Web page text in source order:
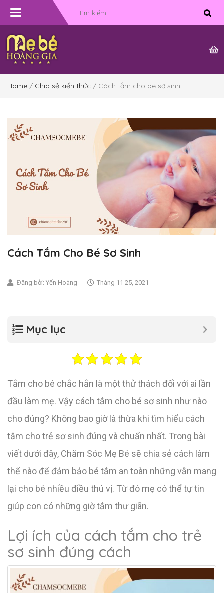
Toggle
Home / Chia sẻ kiến thức / Cách tắm cho bé sơ sinh
Cách Tắm Cho Bé Sơ Sinh
Đăng bởi: Yến Hoàng Tháng 11 25, 2021
Mục lục
Tắm cho bé chắc hẳn là một thử thách đối với ai lần
đầu làm mẹ. Vậy cách tắm cho bé sơ sinh như nào
cho đúng? Không bao giờ là thừa khi tìm hiểu cách
tắm cho trẻ sơ sinh đúng và chuẩn nhất. Trong bài
viết dưới đây, Chăm Sóc Mẹ Bé sẽ chia sẻ cách làm
thế nào để đảm bảo bé tắm an toàn những vẫn mang
lại cho bé nhiều điều thú vị. Từ đó mẹ có thể tự tin
giúp con có những giờ tắm thư giãn.
Lợi ích của cách tắm cho trẻ
sơ sinh đúng cách